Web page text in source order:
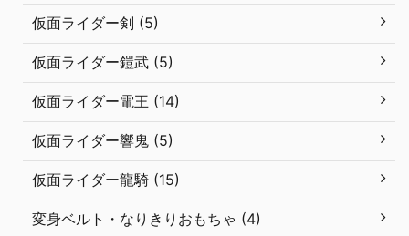
仮面ライダー剣 (5)
仮面ライダー鎧武 (5)
仮面ライダー電王 (14)
仮面ライダー響鬼 (5)
仮面ライダー龍騎 (15)
変身ベルト・なりきりおもちゃ (4)